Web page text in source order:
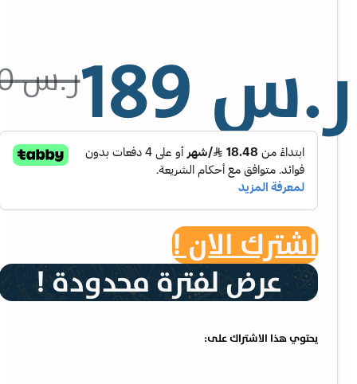
ر.س230 189
اشترك الان !
عرض لفترة محدودة !
يحتوي هذا الاشتراك على: